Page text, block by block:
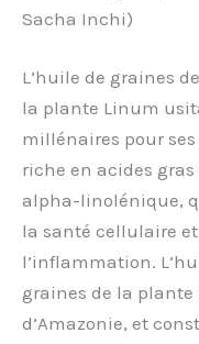
Sacha Inchi)
L’huile de graines
la plante Linum
millénaires pour
riche en acides
alpha-linolénique,
la santé cellulaire
l’inflammation.
graines de la
d’Amazonie, et